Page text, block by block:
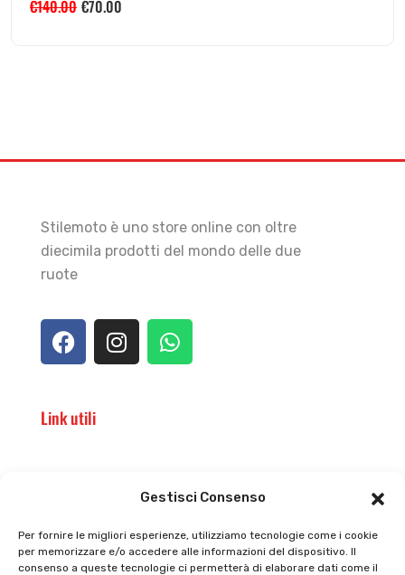
Gestisci Consenso
Per fornire le migliori esperienze, utilizziamo tecnologie come i cookie
per memorizzare e/o accedere alle informazioni del dispositivo. Il
consenso a queste tecnologie ci permetterà di elaborare dati come il
€140.00 €70.00
Stilemoto è uno store online con oltre
diecimila prodotti del mondo delle due
ruote
Link utili
Privacy policy
Tutti prodotti